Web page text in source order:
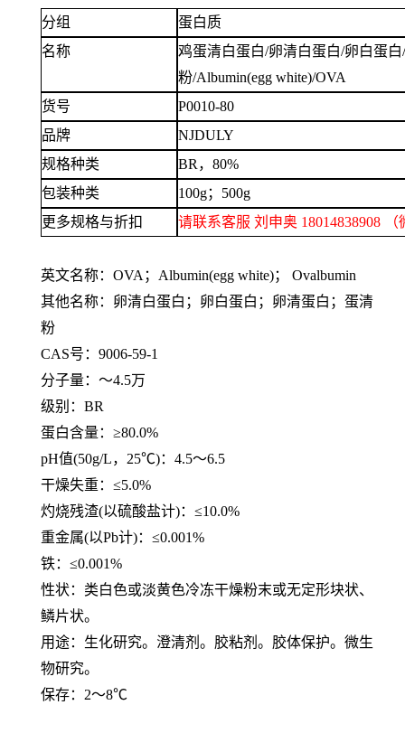
分组
蛋白质
名称
鸡蛋清白蛋白/卵清白蛋白/卵白蛋
粉/Albumin(egg white)/OVA
货号
P0010-80
品牌
NJDULY
规格种类
BR，80%
包装种类
100g；500g
更多规格与折扣
请联系客服 刘申奥 18014838908
英文名称： OVA；Albumin(egg white)； Ovalbumin
其他名称：卵清白蛋白；卵白蛋白；卵清蛋白；蛋清
粉
CAS号：9006-59-1
分子量：～4.5万
级别： BR
蛋白含量： ≥80.0%
pH值(50g/L，25℃)：4.5～6.5
干燥失重： ≤5.0%
灼烧残渣(以硫酸盐计)：≤10.0%
重金属(以Pb计)：≤0.001%
铁： ≤0.001%
性状：类白色或淡黄色冷冻干燥粉末或无定形块状、
鳞片状。
用途：生化研究。澄清剂。胶粘剂。胶体保护。微生
物研究。
保存： 2～8℃